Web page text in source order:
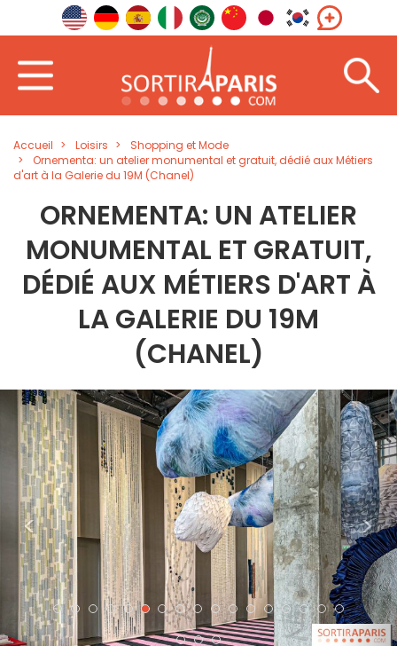
Accueil Loisirs
Shopping et Mode
Ornementa: un atelier monumental et gratuit, dédié aux Métiers
d'art à la Galerie du 19M (Chanel)
ORNEMENTA: UN ATELIER
MONUMENTAL ET GRATUIT,
DÉDIÉ AUX MÉTIERS D'ART À
LA GALERIE DU 19M
(CHANEL)
< >